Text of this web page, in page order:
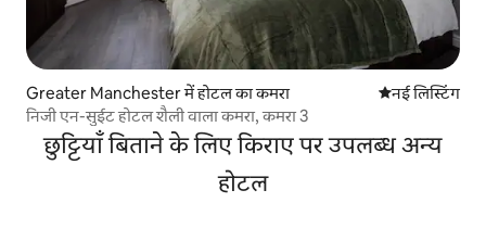
Greater Manchester में होटल का कमरा ठहरने की नई
नई लिस्टिंग
निजी एन-सुईट होटल शैली वाला कमरा, कमरा 3
छुट्टियाँ बिताने के लिए किराए पर उपलब्ध अन्य
होटल